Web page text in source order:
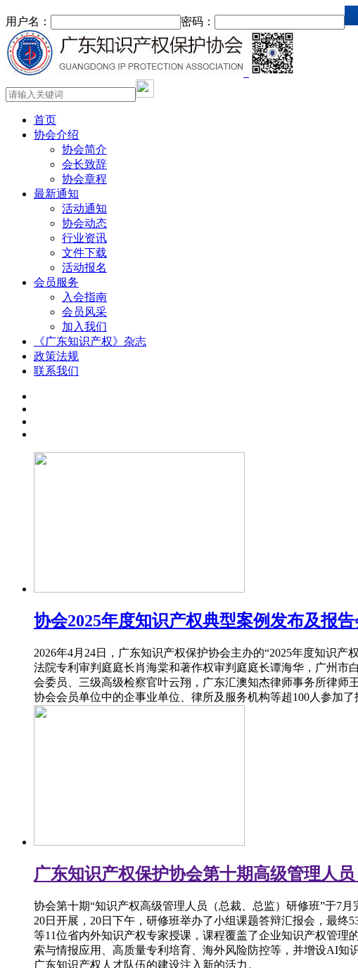
用户名： 密码：
首页
协会介绍
协会简介
会长致辞
协会章程
最新通知
活动通知
协会动态
行业资讯
文件下载
活动报名
会员服务
入会指南
会员风采
加入我们
《广东知识产权》杂志
政策法规
联系我们
协会2025年度知识产权典型案例发布及报
2026年4月24日，广东知识产权保护协会主办的“2025年度知识
法院专利审判庭庭长肖海棠和著作权审判庭庭长谭海华，广州
会委员、三级高级检察官叶云翔，广东汇澳知杰律师事务所律师
协会会员单位中的企事业单位、律所及服务机构等超100人参加了
广东知识产权保护协会第十期高级管理人
协会第十期“知识产权高级管理人员（总裁、总监）研修班”于7
20日开展，20日下午，研修班举办了小组课题答辩汇报会，最
等11位省内外知识产权专家授课，课程覆盖了企业知识产权管
索与情报应用、高质量专利培育、海外风险防控等，并增设AI
广东知识产权人才队伍的建设注入新的活力。